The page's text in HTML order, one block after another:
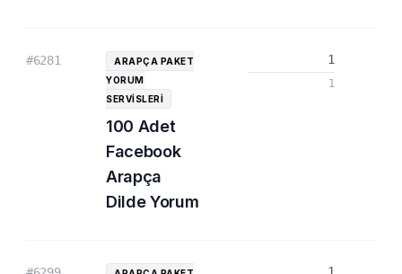
#6281
ARAPÇA PAKET
YORUM
SERVISLERI
100 Adet
Facebook
Arapça
Dilde Yorum
1
1